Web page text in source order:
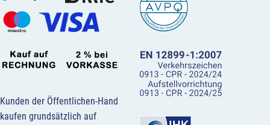
Kunden der Öffentlichen-Hand
kaufen grundsätzlich auf